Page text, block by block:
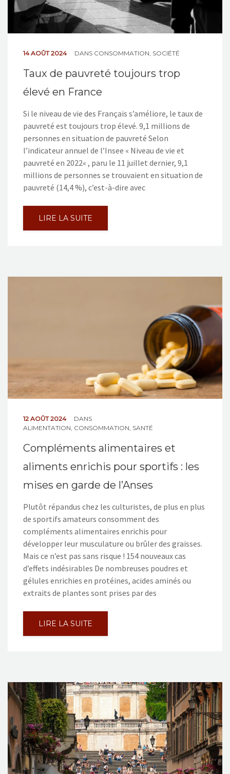
14 AOÛT 2024 DANS CONSOMMATION, SOCIÉTÉ
Taux de pauvreté toujours trop
élevé en France
Si le niveau de vie des Français s’améliore, le taux de
pauvreté est toujours trop élevé. 9,1 millions de
personnes en situation de pauvreté Selon
l’indicateur annuel de l’Insee « Niveau de vie et
pauvreté en 2022« , paru le 11 juillet dernier, 9,1
millions de personnes se trouvaient en situation de
pauvreté (14,4 %), c’est-à-dire avec
LIRE LA SUITE
12 AOÛT 2024
DANS
ALIMENTATION CONSOMMATION SANTÉ
Compléments alimentaires et
aliments enrichis pour sportifs : les
mises en garde de l’Anses
Plutôt répandus chez les culturistes, de plus en plus
de sportifs amateurs consomment des
compléments alimentaires enrichis pour
développer leur musculature ou brûler des graisses.
Mais ce n’est pas sans risque ! 154 nouveaux cas
d’effets indésirables De nombreuses poudres et
gélules enrichies en protéines, acides aminés ou
extraits de plantes sont prises par des
LIRE LA SUITE